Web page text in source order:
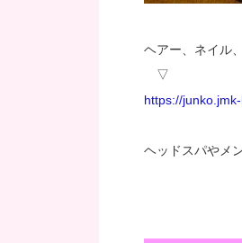
ヘアー、ネイル
▽
https://
ヘッドスパやメ